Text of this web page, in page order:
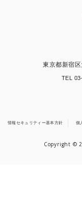
東京都新宿
TEL
情報セキュリティー基本方針 個
Copyright ©